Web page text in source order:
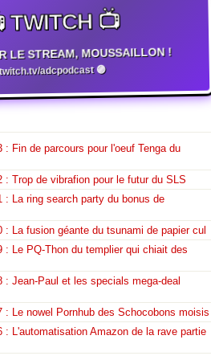
TWITCH 📺
LE STREAM, MOUSSAILLON !
adcpodcast 🟣
: Fin de parcours pour l'oeuf Tenga du
: Trop de vibrafion pour le futur du SLS
: La ring search party du bonus de
: La fusion géante du tsunami de papier cul
: Le PQ-Thon du templier qui chiait des
: Jean-Paul et les specials mega-deal
: Le nowel Pornhub des Schocobons moisis
: L'automatisation Amazon de la rave partie